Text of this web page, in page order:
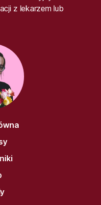
z lekarzem lub